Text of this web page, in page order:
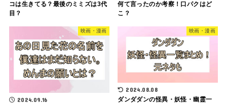
コは生きてる？最後のミミズは3代
目？
何て言ったのか考察！口パクはど
こ？
映画・漫画
2024.09.16
映画・漫画
2024.08.08
ダンダダンの怪異・妖怪・幽霊一